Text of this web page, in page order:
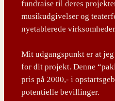
fundraise til deres
musikudgivelser og
nyetablerede
Mit udgangspunkt er at
for dit projekt. Denne
pris på 2000,- i
potentielle bevillinger.